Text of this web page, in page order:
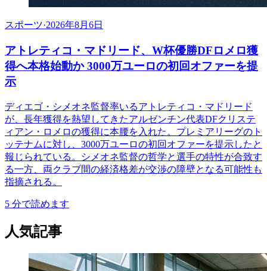
スポーツ·2026年8月6日
アトレティコ・マドリード、W杯優勝DFロメロ獲
得へ本格始動か 3000万ユーロの初回オファーを提
示
ディエゴ・シメオネ監督率いるアトレティコ・マドリード
が、長年獲得を熱望してきたアルゼンチン代表DFクリステ
ィアン・ロメロの獲得に本腰を入れた。プレミアリーグのト
ッテナムに対し、3000万ユーロの初回オファーを提示したと
報じられている。シメオネ監督の哲学と選手の特性が合致す
る一方、両クラブ間の経済格差が交渉の障壁となる可能性も
指摘される。
5 分で読めます
人気記事